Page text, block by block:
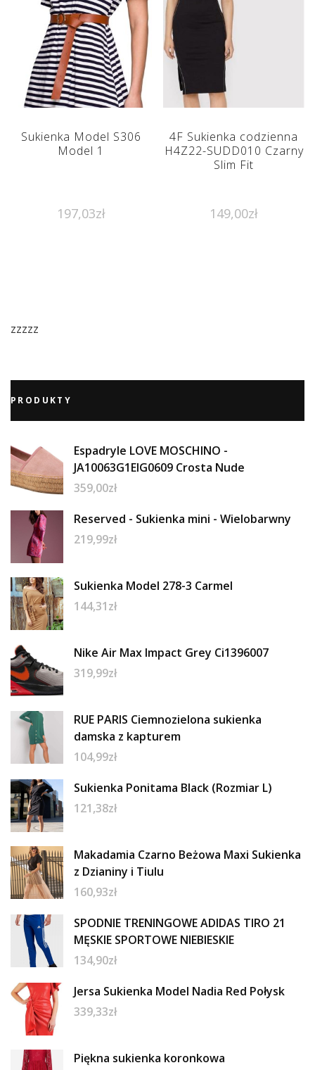
Sukienka Model S306
Model 1
197,03zł
4F Sukienka codzienna
H4Z22-SUDD010 Czarny
Slim Fit
149,00zł
zzzzz
PRODUKTY
Espadryle LOVE MOSCHINO -
JA10063G1EIG0609 Crosta Nude
359,00zł
Reserved - Sukienka mini - Wielobarwny
219,99zł
Sukienka Model 278-3 Carmel
144,31zł
Nike Air Max Impact Grey Ci1396007
319,99zł
RUE PARIS Ciemnozielona sukienka
damska z kapturem
104,99zł
Sukienka Ponitama Black (Rozmiar L)
121,38zł
Makadamia Czarno Beżowa Maxi Sukienka
z Dzianiny i Tiulu
160,93zł
SPODNIE TRENINGOWE ADIDAS TIRO 21
MĘSKIE SPORTOWE NIEBIESKIE
134,90zł
Jersa Sukienka Model Nadia Red Połysk
339,33zł
Piękna sukienka koronkowa